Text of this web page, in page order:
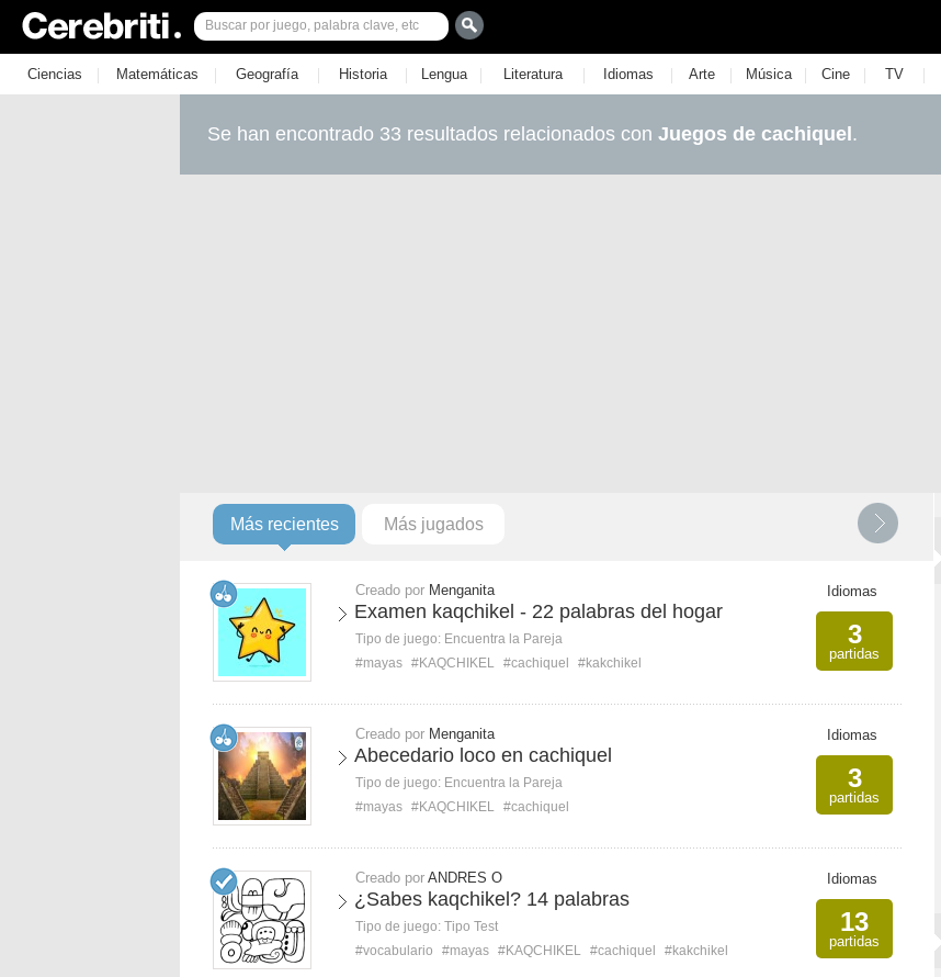
Ciencias | Matemáticas | Geografía | Historia | Lengua | Literatura | Idiomas | Arte | Música | Cine | TV |
Se han encontrado 33 resultados relacionados con Juegos de cachiquel .
Más recientes Más jugados
Creado por Menganita
Examen kaqchikel - 22 palabras del hogar
Tipo de juego: Encuentra la Pareja
#mayas #KAQCHIKEL #cachiquel #kakchikel
Idiomas
3
partidas
Creado por Menganita
Abecedario loco en cachiquel
Tipo de juego: Encuentra la Pareja
#mayas #KAQCHIKEL #cachiquel
Idiomas
3
partidas
Creado por ANDRES O
¿Sabes kaqchikel? 14 palabras
Tipo de juego: Tipo Test
#vocabulario
#mayas #KAQCHIKEL #cachiquel #kakchikel
Idiomas
13
partidas